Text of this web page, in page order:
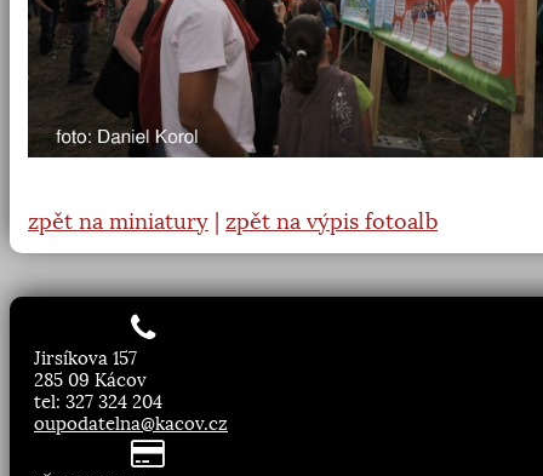
zpět na miniatury zpět na výpis fotoalb
Jirsíkova 157
285 09 Kácov
tel: 327 324 204
oupodatelna@kacov.cz